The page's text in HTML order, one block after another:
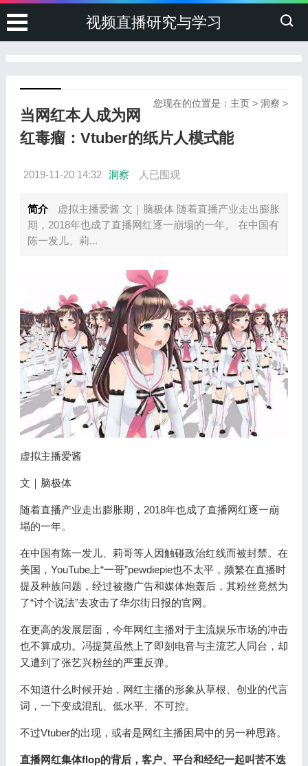
视频直播研究与学习
您现在的位置是： 主页 >洞察 >
当网红本人成为网
红毒瘤：Vtuber的纸片人模式能
2019-11-20 14:32 洞察 人已围观
简介
虚拟主播爱酱 文｜脑极体 随着直播产业走出膨胀
期，2018年也成了直播网红逐一崩塌的一年。 在中国有
陈一发儿、莉...
虚拟主播爱酱
文｜脑极体
随着直播产业走出膨胀期，2018年也成了直播网红逐一崩
塌的一年。
在中国有陈一发儿、莉哥等人因触碰政治红线而被封禁。在
美国，YouTube上“一哥”pewdiepie也不太平，频繁在直播时
提及种族问题，经过被撤广告和媒体炮轰后，其粉丝竟然为
了“讨个说法”去攻击了华尔街日报的官网。
在更高的发展层面，今年网红主播对于主流娱乐市场的冲击
也不算成功。冯提莫虽然上了即刻电音与主流艺人同台，却
又遭到了张艺兴粉丝的严重反弹。
不知道什么时候开始，网红主播的形象从草根、创业的代言
词，一下变成混乱、低水平、不可控。
不过Vtuber的出现，或者是网红主播困局中的另一种思路。
直播网红集体flop的背后，客户、平台和经纪一起叫苦不迭